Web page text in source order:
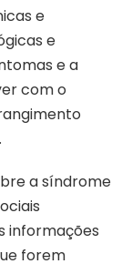
e
e
e a
com o
a síndrome
informações
forem